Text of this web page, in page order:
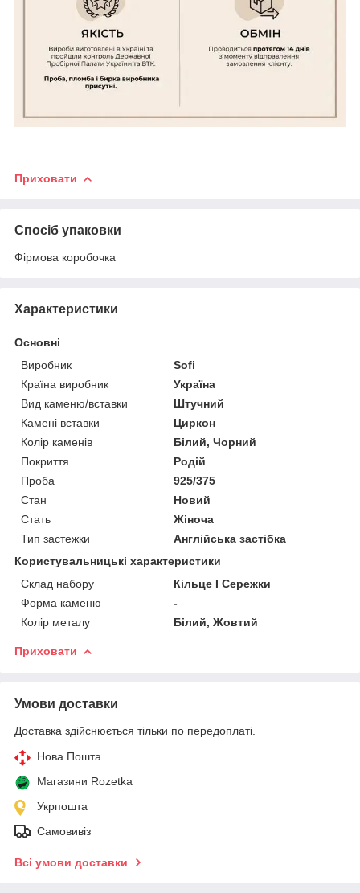
Приховати
Спосіб упаковки
Фірмова коробочка
Характеристики
Основні
Виробник
Sofi
Країна виробник
Україна
Вид каменю/вставки
Штучний
Камені вставки
Циркон
Колір каменів
Білий, Чорний
Покриття
Родій
Проба
925/375
Стан
Новий
Стать
Жіноча
Тип застежки
Англійська застібка
Користувальницькі характеристики
Склад набору
Кільце I Сережки
Форма каменю
-
Колір металу
Білий, Жовтий
Приховати
Умови доставки
Доставка здійснюється тільки по передоплаті.
Нова Пошта
Магазини Rozetka
Укрпошта
Самовивіз
Всі умови доставки